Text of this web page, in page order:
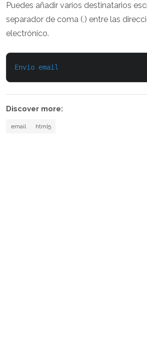
Puedes añadir varios destinatarios
separador de coma (,) entre las
electrónico.
Envio email
Discover more:
email html5